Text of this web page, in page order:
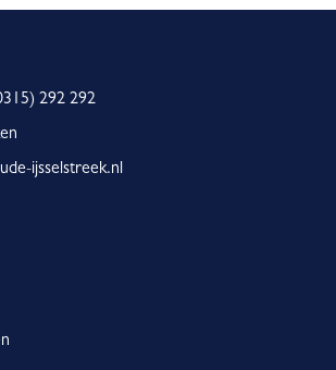
292 292
ijsselstreek.nl